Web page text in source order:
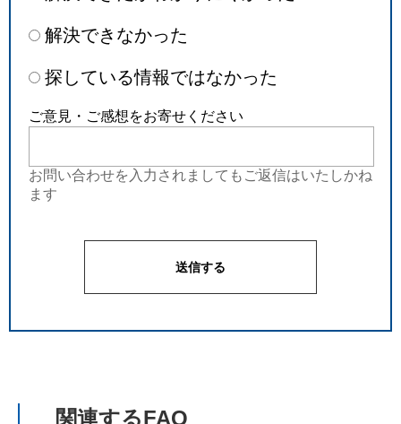
解決できなかった
探している情報ではなかった
ご意見・ご感想をお寄せください
お問い合わせを入力されましてもご返信はいたしかね
ます
関連するFAQ